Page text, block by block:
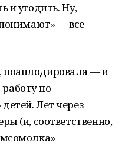
и угодить. Ну,
— все
— и
по
Лет через
(и, соответственно,